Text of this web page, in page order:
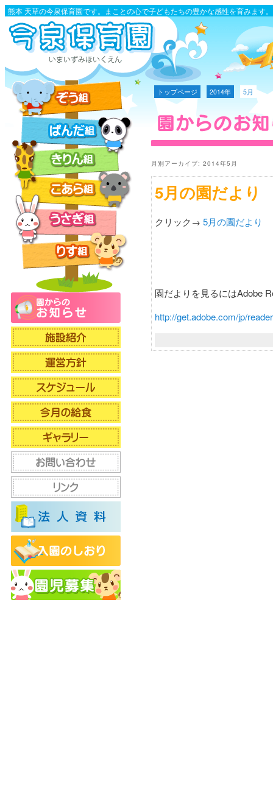
熊本 天草の今泉保育園です。まことの心で子どもたちの豊かな感性を育みます。
トップページ 2014年 5月
月別アーカイブ: 2014年5月
5月の園だより
クリック→ 5月の園だより
園だよりを見るにはAdobe
http://get.adobe.com/jp/